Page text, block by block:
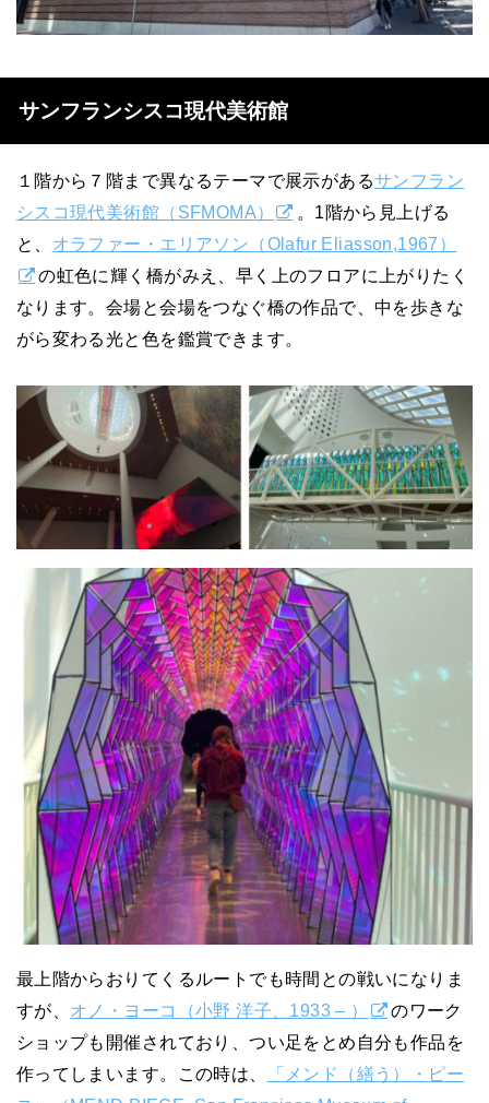
サンフランシスコ現代美術館
１階から７階まで異なるテーマで展示があるサンフラン
シスコ現代美術館（SFMOMA）
。1階から見上げる
と、 オラファー・エリアソン（Olafur Eliasson,1967）
の虹色に輝く橋がみえ、早く上のフロアに上がりたく
なります。会場と会場をつなぐ橋の作品で、中を歩きな
がら変わる光と色を鑑賞できます。
最上階からおりてくるルートでも時間との戦いになりま
すが、 オノ・ヨーコ（小野 洋子、1933 – ）
のワーク
ショップも開催されており、つい足をとめ自分も作品を
作ってしまいます。この時は、
「メンド（繕う）・ピー